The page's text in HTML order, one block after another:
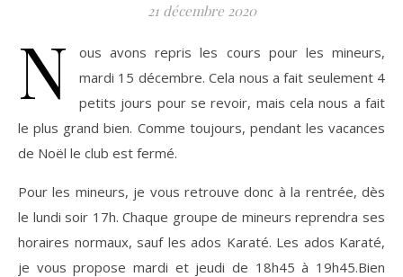
21 décembre 2020
N
ous avons repris les cours pour les mineurs,
mardi 15 décembre. Cela nous a fait seulement 4
petits jours pour se revoir, mais cela nous a fait
le plus grand bien. Comme toujours, pendant les vacances
de Noël le club est fermé.
Pour les mineurs, je vous retrouve donc à la rentrée, dès
le lundi soir 17h. Chaque groupe de mineurs reprendra ses
horaires normaux, sauf les ados Karaté. Les ados Karaté,
je vous propose mardi et jeudi de 18h45 à 19h45.Bien